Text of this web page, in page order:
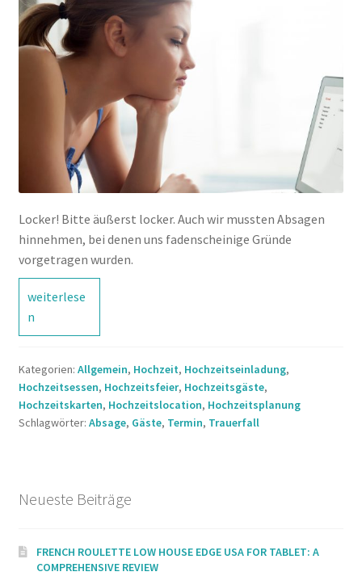
Locker! Bitte äußerst locker. Auch wir mussten Absagen
hinnehmen, bei denen uns fadenscheinige Gründe
vorgetragen wurden.
Wie
gehen
wir
Absagen
um?
weiterlese
n
Kategorien: Allgemein, Hochzeit, Hochzeitseinladung,
Hochzeitsessen, Hochzeitsfeier, Hochzeitsgäste,
Hochzeitskarten, Hochzeitslocation, Hochzeitsplanung
Schlagwörter: Absage, Gäste, Termin, Trauerfall
Neueste Beiträge
FRENCH ROULETTE LOW HOUSE EDGE USA FOR TABLET: A
COMPREHENSIVE REVIEW